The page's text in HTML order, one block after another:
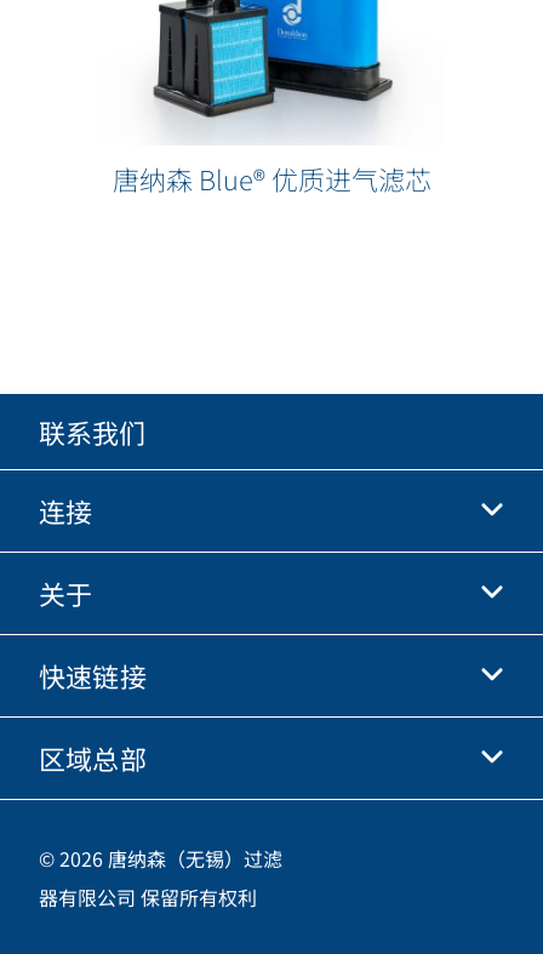
唐纳森 Blue® 优质进气滤芯
联系我们
连接
抖音
快手
优酷
微信
关于
关于我们
商业行为准则
职业发展
快速链接
唐纳森电商网站
投资人
供应商
区域总部
中国江苏省无锡市新吴区
新加坡工业园新都路16号，邮编 214028
咨询热线
© 2026 唐纳森（无锡）过滤
器有限公司 保留所有权利